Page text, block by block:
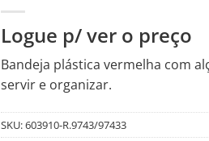
Logue p/ ver o preço
Bandeja plástica vermelha com
servir e organizar.
SKU:603910-R.9743/97433